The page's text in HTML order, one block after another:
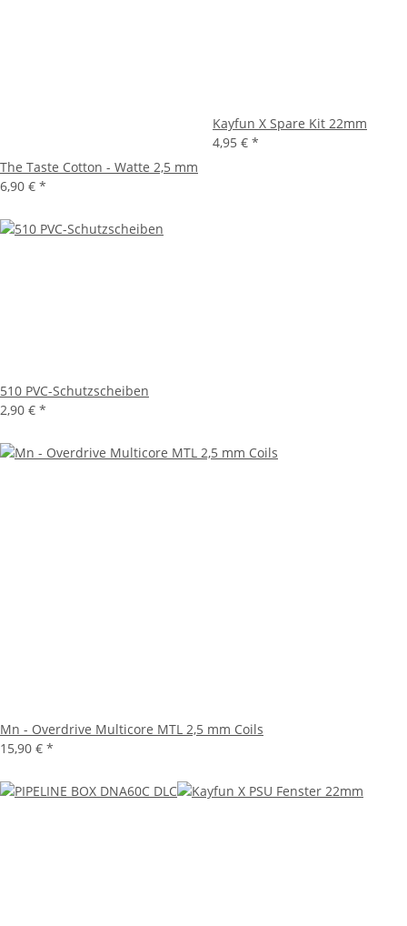
The Taste Cotton - Watte 2,5 mm
6,90 € *
Kayfun X Spare Kit 22mm
4,95 € *
510 PVC-Schutzscheiben
2,90 € *
Mn - Overdrive Multicore MTL 2,5 mm Coils
15,90 € *